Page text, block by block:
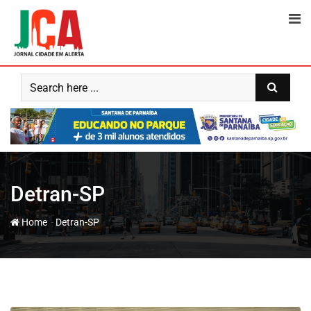
content
Detran-SP
Home- Detran-SP